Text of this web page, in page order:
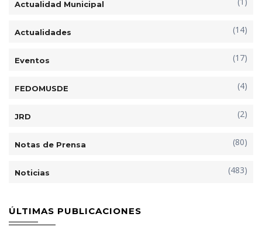
Actualidad Municipal
Actualidades (14)
Eventos (17)
FEDOMUSDE (4)
JRD (2)
Notas de Prensa (80)
Noticias (483)
ÚLTIMAS PUBLICACIONES